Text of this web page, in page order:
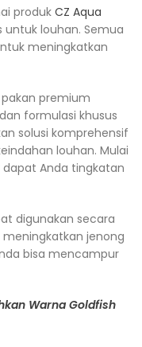
produk CZ Aqua
untuk louhan. Semua
meningkatkan
premium
formulasi khusus
solusi komprehensif
louhan. Mulai
Anda tingkatan
digunakan secara
jenong
bisa mencampur
Warna Goldfish